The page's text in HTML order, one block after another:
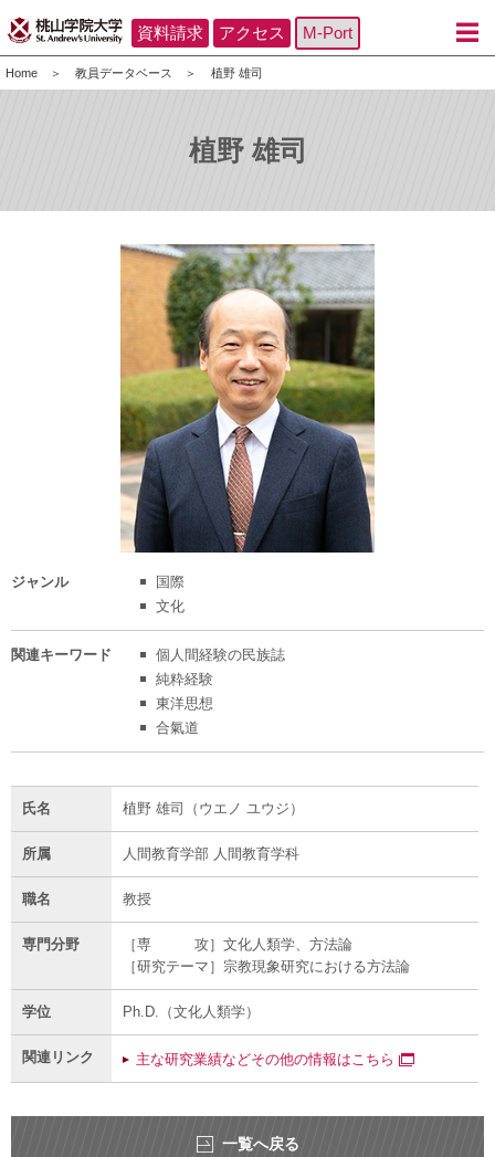
資料請求 アクセス M-Port
Home 教員データベース 植野 雄司
植野 雄司
ジャンル
国際
文化
関連キーワード
個人間経験の民族誌
純粋経験
東洋思想
合氣道
氏名 植野 雄司（ウエノ ユウジ）
所属 人間教育学部 人間教育学科
職名 教授
専門分野
［専 攻］文化人類学、方法論
［研究テーマ］宗教現象研究における方法論
学位 Ph.D.（文化人類学）
関連リンク 主な研究業績などその他の情報はこちら
一覧へ戻る